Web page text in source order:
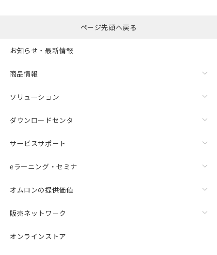
ページ先頭へ戻る
お知らせ・最新情報
商品情報
ソリューション
ダウンロードセンタ
サービスサポート
eラーニング・セミナ
オムロンの提供価値
販売ネットワーク
オンラインストア